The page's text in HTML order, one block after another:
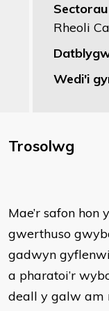
Rheoli
Wedi'i
Trosolwg
Mae’r safon
gwerthuso
gadwyn
a pharatoi’r
deall y galw am